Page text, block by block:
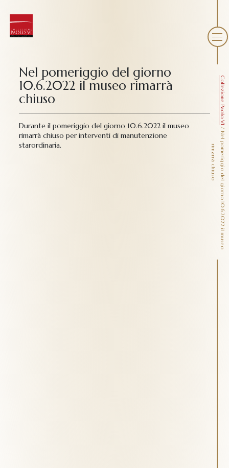
Collezione Paolo VI
/
N
e
l
p
om
e
r
i
g
g
i
o
d
e
l
g
i
o
r
n
o
1
0
.6
.2
0
2
2
i
l
m
u
s
e
o
ri
m
a
r
r
à
c
h
i
u
s
o
Nel pomeriggio del giorno
10.6.2022 il museo rimarrà
chiuso
Durante il pomeriggio del giorno 10.6.2022 il museo
rimarrà chiuso per interventi di manutenzione
starordinaria.